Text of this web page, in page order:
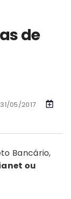
de
31/05/2017
Bancário,
ou